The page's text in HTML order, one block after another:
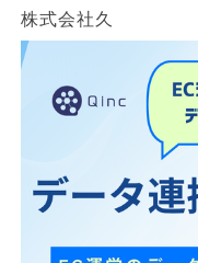
株式会社久